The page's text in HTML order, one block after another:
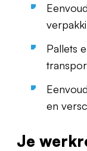
Pallets
en
Je